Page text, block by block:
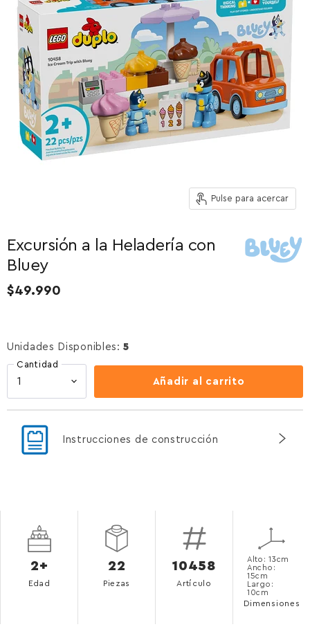
Pulse para acercar
Excursión a la Heladería con
Bluey
$49.990
Unidades Disponibles:5
Cantidad
Añadir al carrito
Instrucciones de construcción
2+
Edad
22
Piezas
10458
Artículo
Alto: 13cm
Ancho:
15cm
Largo:
10cm
Dimensiones